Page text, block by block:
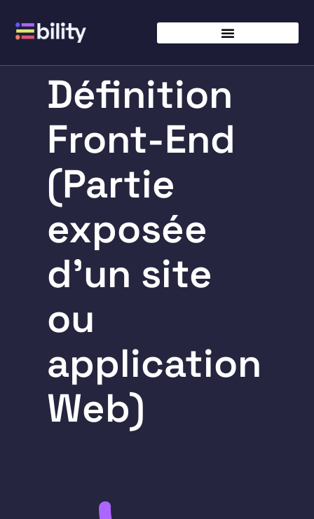
Définition
Front-End
(Partie
exposée
d’un site
ou
application
Web)